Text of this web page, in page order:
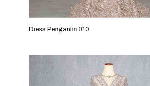
Dress Pengantin 010